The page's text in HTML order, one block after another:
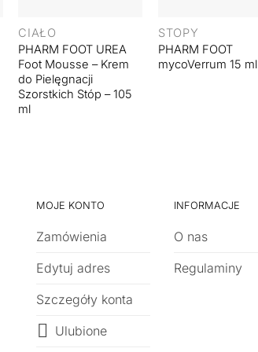
CIAŁO
PHARM FOOT UREA
Foot Mousse – Krem
do Pielęgnacji
Szorstkich Stóp – 105
ml
STOPY
PHARM FOOT
mycoVerrum 15 ml
MOJE KONTO
Zamówienia
Edytuj adres
Szczegóły konta
Ulubione
INFORMACJE
O nas
Regulaminy